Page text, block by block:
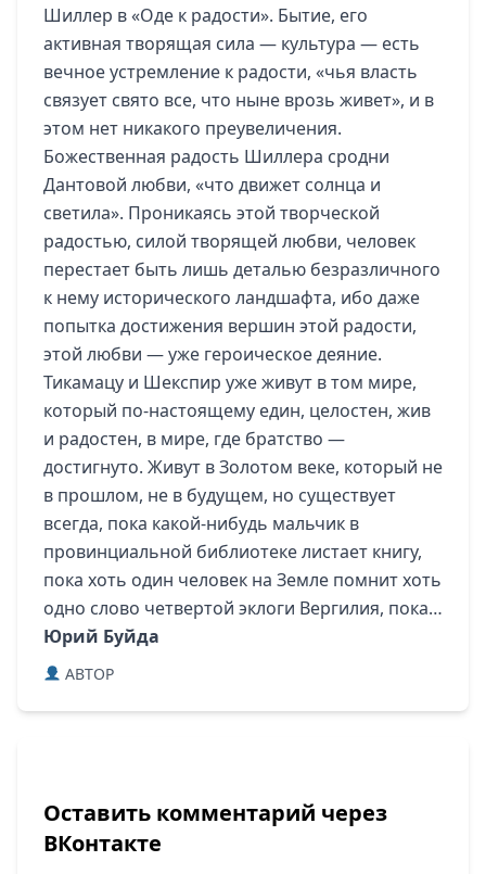
Шиллер в «Оде к радости». Бытие, его
активная творящая сила — культура — есть
вечное устремление к радости, «чья власть
связует свято все, что ныне врозь живет», и в
этом нет никакого преувеличения.
Божественная радость Шиллера сродни
Дантовой любви, «что движет солнца и
светила». Проникаясь этой творческой
радостью, силой творящей любви, человек
перестает быть лишь деталью безразличного
к нему исторического ландшафта, ибо даже
попытка достижения вершин этой радости,
этой любви — уже героическое деяние.
Тикамацу и Шекспир уже живут в том мире,
который по-настоящему един, целостен, жив
и радостен, в мире, где братство —
достигнуто. Живут в Золотом веке, который не
в прошлом, не в будущем, но существует
всегда, пока какой-нибудь мальчик в
провинциальной библиотеке листает книгу,
пока хоть один человек на Земле помнит хоть
одно слово четвертой эклоги Вергилия, пока…
Юрий Буйда
ABTOP
Оставить комментарий через
ВКонтакте